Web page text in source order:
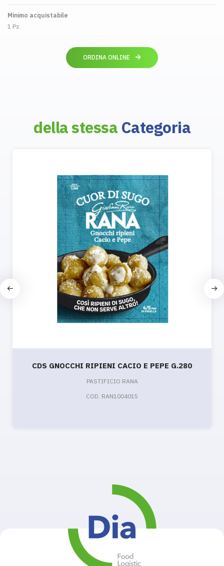
Minimo acquistabile
1 Pz.
ORDINA ONLINE
della stessa Categoria
CDS GNOCCHI RIPIENI CACIO E PEPE G.280
PASTIFICIO RANA
COD. RAN1004015